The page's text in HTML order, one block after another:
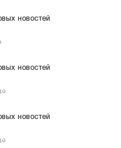
новостей
новостей
новостей